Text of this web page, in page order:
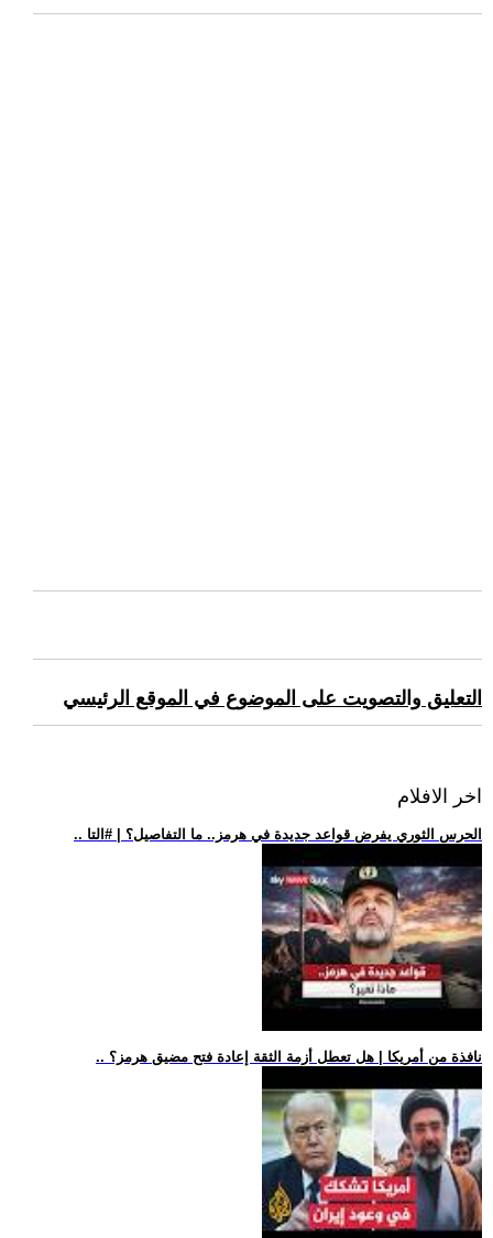
التعليق والتصويت على الموضوع في الموقع الرئيسي
اخر الافلام
.. الحرس الثوري يفرض قواعد جديدة في هرمز.. ما التفاصيل؟ | #التا
.. نافذة من أمريكا | هل تعطل أزمة الثقة إعادة فتح مضيق هرمز؟